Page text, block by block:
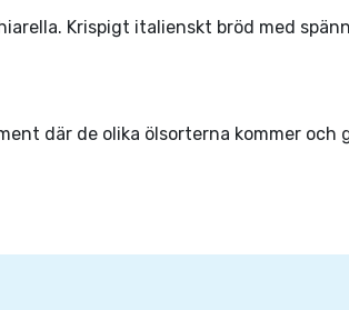
Krispigt italienskt bröd med
där de olika ölsorterna kommer och